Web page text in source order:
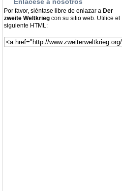
Por favor, siéntase libre de enlazar a Der
zweite Weltkrieg con su sitio web. Utilice el
siguiente HTML: